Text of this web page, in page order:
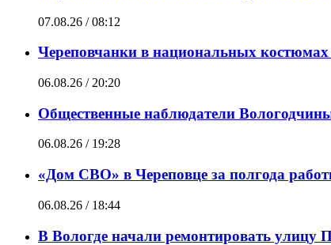
07.08.26 / 08:12
Череповчанки в национальных
06.08.26 / 20:20
Общественные наблюдатели
06.08.26 / 19:28
«Дом СВО» в Череповце за полгода
06.08.26 / 18:44
В Вологде начали ремонтировать улицу